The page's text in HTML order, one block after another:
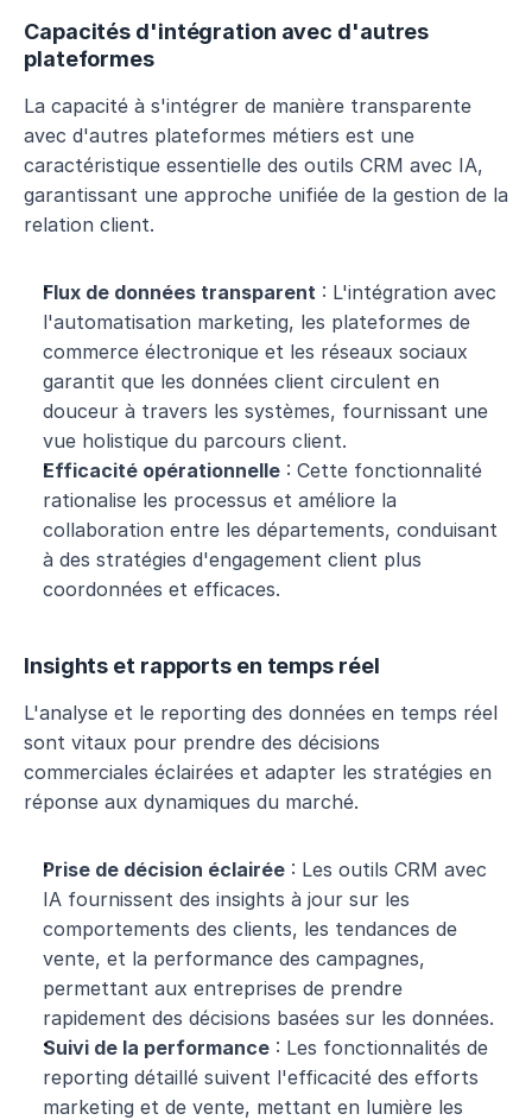
Capacités d'intégration avec d'autres
plateformes
La capacité à s'intégrer de manière transparente
avec d'autres plateformes métiers est une
caractéristique essentielle des outils CRM avec IA,
garantissant une approche unifiée de la gestion de la
relation client.
Flux de données transparent : L'intégration avec
l'automatisation marketing, les plateformes de
commerce électronique et les réseaux sociaux
garantit que les données client circulent en
douceur à travers les systèmes, fournissant une
vue holistique du parcours client.
Efficacité opérationnelle : Cette fonctionnalité
rationalise les processus et améliore la
collaboration entre les départements, conduisant
à des stratégies d'engagement client plus
coordonnées et efficaces.
Insights et rapports en temps réel
L'analyse et le reporting des données en temps réel
sont vitaux pour prendre des décisions
commerciales éclairées et adapter les stratégies en
réponse aux dynamiques du marché.
Prise de décision éclairée : Les outils CRM avec
IA fournissent des insights à jour sur les
comportements des clients, les tendances de
vente, et la performance des campagnes,
permettant aux entreprises de prendre
rapidement des décisions basées sur les données.
Suivi de la performance : Les fonctionnalités de
reporting détaillé suivent l'efficacité des efforts
marketing et de vente, mettant en lumière les